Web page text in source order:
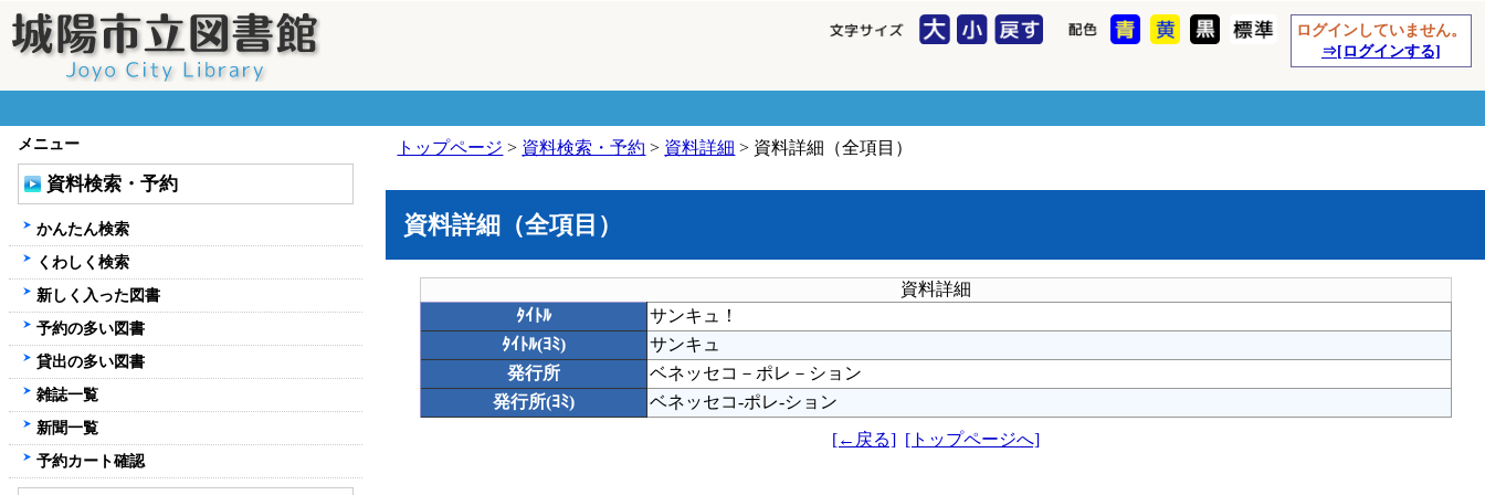
ログインしていません。
⇒[ログインする]
トップページ > 資料検索・予約 > 資料詳細 > 資料詳細（全項目）
資料詳細（全項目）
資料詳細
ﾀｲﾄﾙ
サンキュ！
ﾀｲﾄﾙ(ﾖﾐ)
サンキュ
発行所
ベネッセコ－ポレ－ション
発行所(ﾖﾐ)
ベネッセコ-ポレ-ション
[←戻る] [トップページへ]
メニュー
資料検索・予約
かんたん検索
くわしく検索
新しく入った図書
予約の多い図書
貸出の多い図書
雑誌一覧
新聞一覧
予約カート確認